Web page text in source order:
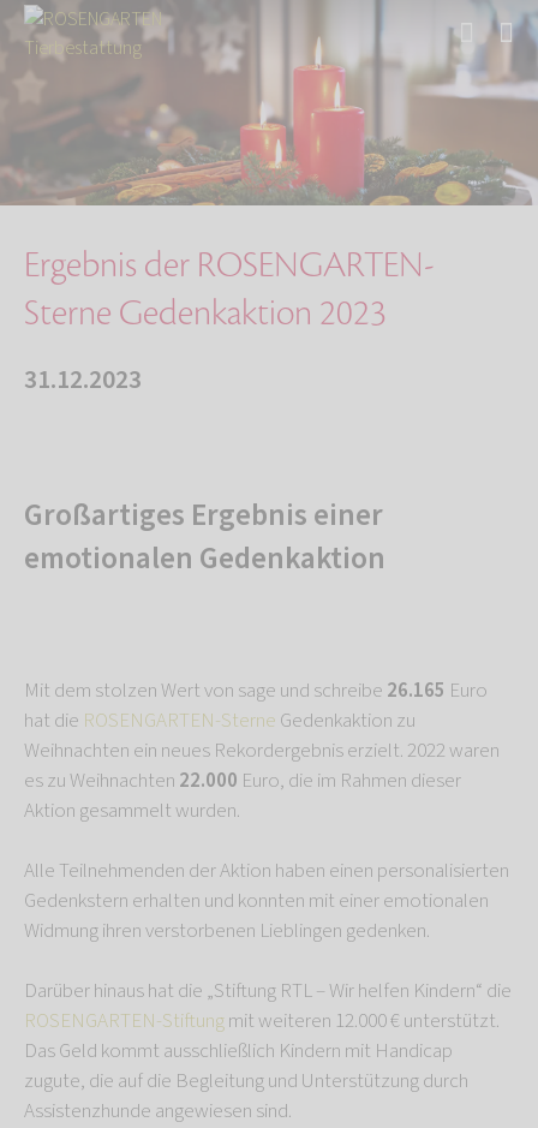
Über uns
Ergebnis der ROSENGARTEN-Sterne Gedenkaktion …
Ergebnis der ROSENGARTEN-
Sterne Gedenkaktion 2023
31.12.2023
Großartiges Ergebnis einer
emotionalen Gedenkaktion
Mit dem stolzen Wert von sage und schreibe 26.165 Euro
hat die ROSENGARTEN-Sterne Gedenkaktion zu
Weihnachten ein neues Rekordergebnis erzielt. 2022 waren
es zu Weihnachten 22.000 Euro, die im Rahmen dieser
Aktion gesammelt wurden.
Alle Teilnehmenden der Aktion haben einen personalisierten
Gedenkstern erhalten und konnten mit einer emotionalen
Widmung ihren verstorbenen Lieblingen gedenken.
Darüber hinaus hat die „Stiftung RTL – Wir helfen Kindern“ die
ROSENGARTEN-Stiftungmit weiteren 12.000 € unterstützt.
Das Geld kommt ausschließlich Kindern mit Handicap
zugute, die auf die Begleitung und Unterstützung durch
Assistenzhunde angewiesen sind.